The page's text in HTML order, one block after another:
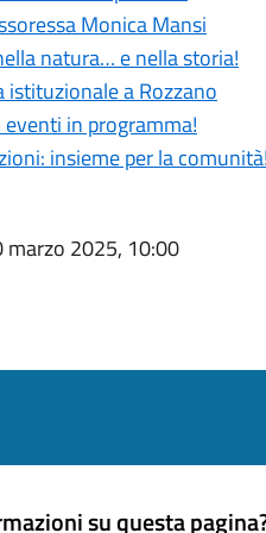
Monica Mansi
natura… e nella storia!
a Rozzano
in programma!
insieme per la
marzo 2025, 10:00
su questa